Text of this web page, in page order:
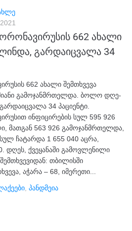
662 ახალი
გარდაიცვალა 34
662 ახალი შემთხვევა
გამოჯანმრთელდა. ბოლო დღე-
34 პაციენტი.
ინფიცირების სულ 595 926
მათგან 563 926 გამოჯანმრთელდა,
ჩატარდა 1 655 040 აცრა,
დღეს, ქვეყანაში გამოვლენილი
თბილისში
აჭარა – 68, იმერეთი...
, Პანდმეია